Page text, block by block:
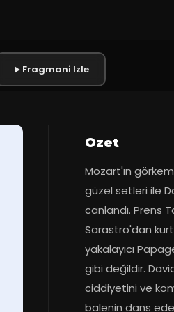
Fragmani Izle
Ozet
Mozart'ın
güzel setleri ile
canlandı. Prens
Sarastro'dan
yakalayıcı
gibi değildir.
ciddiyetini ve
balenin dans